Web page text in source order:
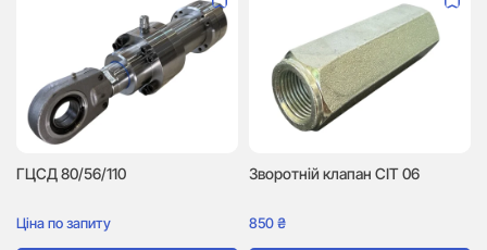
ГЦСД 80/56/110
Ціна по запиту
Зворотній клапан CIT 06
850₴